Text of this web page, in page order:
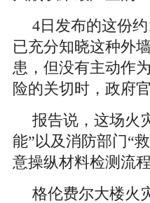
4日发布的这份
已充分知晓这种外
患，但没有主动作
险的关切时，政府
报告说，这场火
能”以及消防部门“
意操纵材料检测流
格伦费尔大楼火